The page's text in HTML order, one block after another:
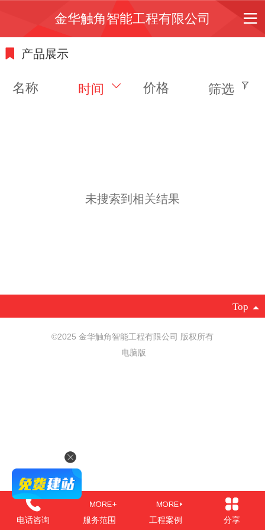
金华触角智能工程有限公司
产品展示
名称 时间 价格 筛选
未搜索到相关结果
Top
©2025 金华触角智能工程有限公司 版权所有
电脑版
电话咨询 服务范围 工程案例 分享